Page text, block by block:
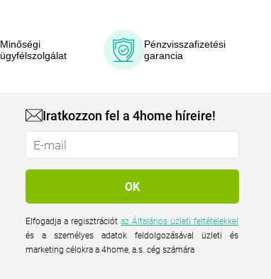
Minőségi
ügyfélszolgálat
Pénzvisszafizetési
garancia
Iratkozzon fel a 4home híreire!
Elfogadja a regisztrációtaz Általános üzleti feltételekkel
és a személyes adatok feldolgozásával üzleti és
marketing célokra a 4home, a.s. cég számára